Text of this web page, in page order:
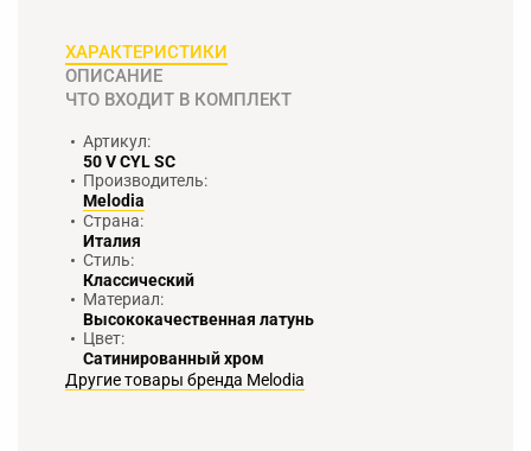
ХАРАКТЕРИСТИКИ
ОПИСАНИЕ
ЧТО ВХОДИТ В КОМПЛЕКТ
Артикул:
50 V СYL SC
Производитель:
Melodia
Страна:
Италия
Стиль:
Классический
Материал:
Высококачественная латунь
Цвет:
Сатинированный хром
Другие товары бренда Melodia